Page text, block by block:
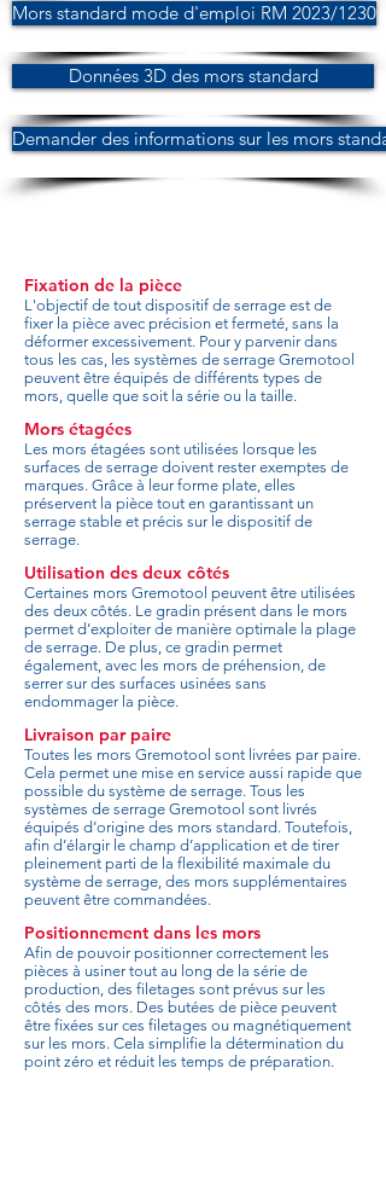
Mors standard mode d'emploi RM 2023/1230
Données 3D des mors standard
Demander des informations sur les mors
Fixation de la pièce
L'objectif de tout dispositif de serrage est de
fixer la pièce avec précision et fermeté, sans la
déformer excessivement. Pour y parvenir dans
tous les cas, les systèmes de serrage Gremotool
peuvent être équipés de différents types de
mors, quelle que soit la série ou la taille.
Mors étagées
Les mors étagées sont utilisées lorsque les
surfaces de serrage doivent rester exemptes de
marques. Grâce à leur forme plate, elles
préservent la pièce tout en garantissant un
serrage stable et précis sur le dispositif de
serrage.
Utilisation des deux côtés
Certaines mors Gremotool peuvent être utilisées
des deux côtés. Le gradin présent dans le mors
permet d’exploiter de manière optimale la plage
de serrage. De plus, ce gradin permet
également, avec les mors de préhension, de
serrer sur des surfaces usinées sans
endommager la pièce.
Livraison par paire
Toutes les mors Gremotool sont livrées par paire.
Cela permet une mise en service aussi rapide que
possible du système de serrage. Tous les
systèmes de serrage Gremotool sont livrés
équipés d’origine des mors standard. Toutefois,
afin d’élargir le champ d’application et de tirer
pleinement parti de la flexibilité maximale du
système de serrage, des mors supplémentaires
peuvent être commandées.
Positionnement dans les mors
Afin de pouvoir positionner correctement les
pièces à usiner tout au long de la série de
production, des filetages sont prévus sur les
côtés des mors. Des butées de pièce peuvent
être fixées sur ces filetages ou magnétiquement
sur les mors. Cela simplifie la détermination du
point zéro et réduit les temps de préparation.